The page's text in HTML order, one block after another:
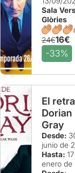
Sala
Glòries
24€16€
-33%
El
Dorian
Gray
Desde:
junio de
Hasta:
enero de